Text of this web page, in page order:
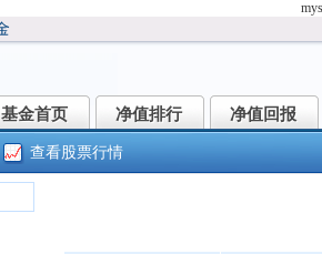
基金首页
基金首页 净值排行
净值排行 净值回报
净值回报
查看股票行情